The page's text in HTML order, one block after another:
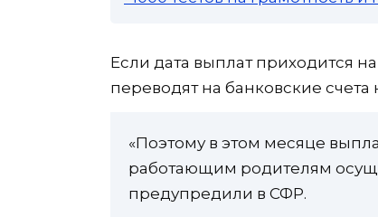
Если дата выплат приходится
переводят на банковские
«Поэтому в этом месяце
работающим родителям
предупредили в СФР.